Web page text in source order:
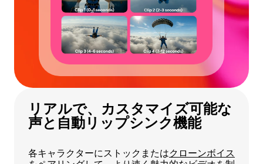
リアルで、カスタマイズ可能な
声と自動リップシンク機能
各キャラクターにストックまたはクローンボイス